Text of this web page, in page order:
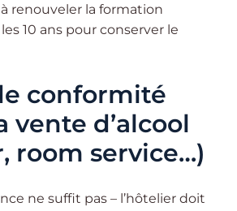
renouveler la formation
10 ans pour conserver le
conformité
vente d’alcool
room service…)
ne suffit pas – l’hôtelier doit